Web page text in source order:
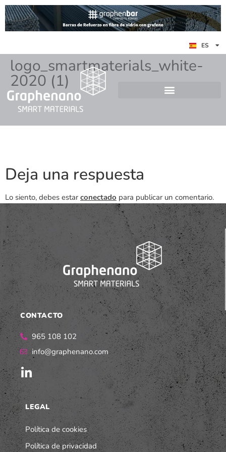
ES
EN
DE
logo_smartmaterials_white-
2020 (1)
Deja una respuesta
Lo siento, debes estar conectado para publicar un comentario.
CONTACTO
965 108 102
info@graphenano.com
LEGAL
Política de cookies
Política de privacidad